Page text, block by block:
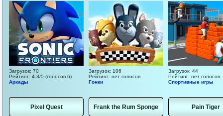
Загрузок: 70
Рейтинг: 4.3/5 (голосов 6)
Аркады
Загрузок: 106
Рейтинг: нет голосов
Гонки
Загрузок: 44
Рейтинг: нет голосов
Спортивные игры
Pixel Quest Frank the Rum Sponge Pain Tiger